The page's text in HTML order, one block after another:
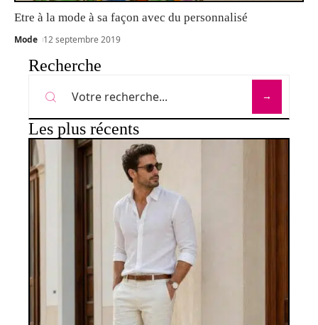
Etre à la mode à sa façon avec du personnalisé
Mode 12 septembre 2019
Recherche
Les plus récents